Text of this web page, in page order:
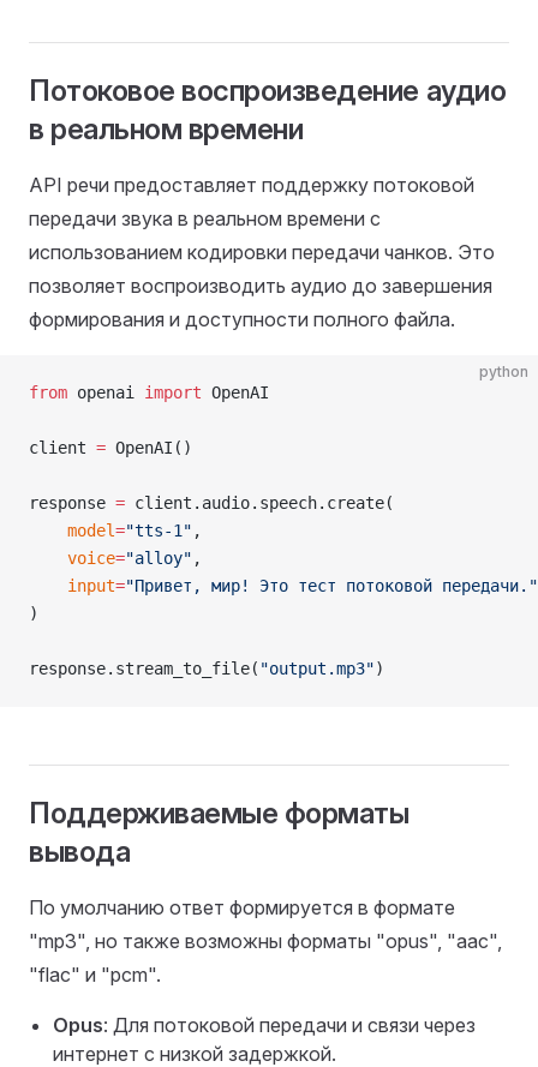
Потоковое воспроизведение аудио
в реальном времени
API речи предоставляет поддержку потоковой
передачи звука в реальном времени с
использованием кодировки передачи чанков. Это
позволяет воспроизводить аудио до завершения
формирования и доступности полного файла.
python
from openai import OpenAI
client = OpenAI()
response = client.audio.speech.create(
    model
="tts-1" ,
    voice
="alloy" ,
    input
="Привет, мир! Это тест потоковой передачи."
)
response.stream_to_file( "output.mp3")
Поддерживаемые форматы
вывода
По умолчанию ответ формируется в формате
"mp3", но также возможны форматы "opus", "aac",
"flac" и "pcm".
Opus: Для потоковой передачи и связи через
интернет с низкой задержкой.